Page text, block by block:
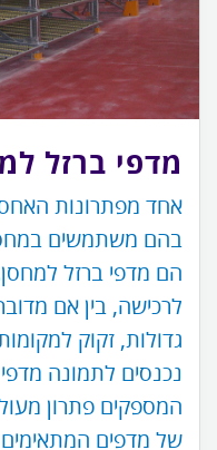
מדפי ברזל
אחד מפתרונות
בהם משתמשים
הם מדפי ברזל
לרכישה, בין אם
גדולות, זקוק
נכנסים לתמונה
המספקים פתרון
של מדפים המתאימים